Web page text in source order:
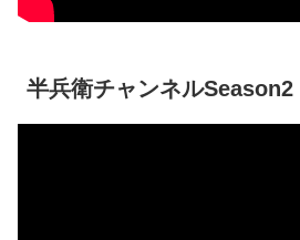
半兵衛チャンネルSeason2